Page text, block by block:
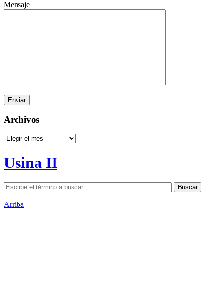
Mensaje
Archivos
Archivos
Usina II
Arriba